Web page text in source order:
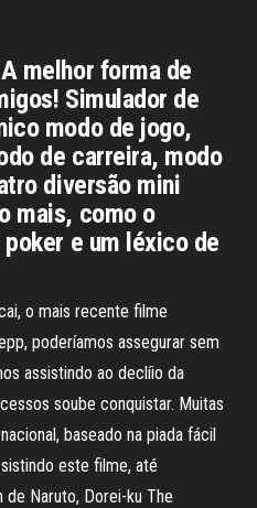
melhor forma de
Simulador de
modo de jogo,
de carreira, modo
diversão mini
mais, como o
e um léxico de
o mais recente filme
poderíamos assegurar sem
assistindo ao declíio da
soube conquistar. Muitas
baseado na piada fácil
este filme, até
de Naruto, Dorei-ku The